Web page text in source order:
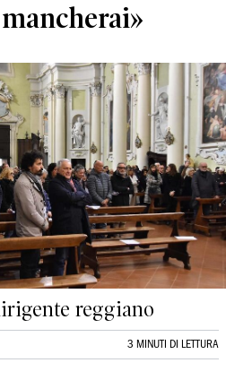
reggiano
3 MINUTI DI LETTURA